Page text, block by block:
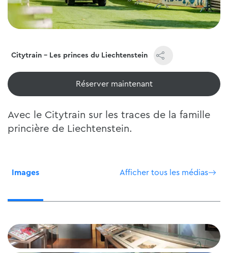
Citytrain - Les princes du Liechtenstein
Réserver maintenant
Avec le Citytrain sur les traces de la famille
princière de Liechtenstein.
Images Afficher tous les médias